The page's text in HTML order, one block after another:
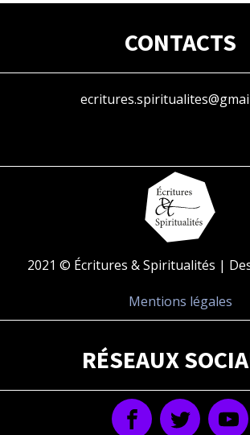
CONTACTS
2021 © Écritures & Spiritualités |
Mentions légales
RÉSEAUX